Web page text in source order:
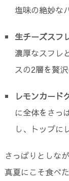
塩味の絶妙な
生チーズスフ
濃厚なスフレ
スの2層を贅
レモンカード
に全体をさっ
し、トップに
さっぱりとしな
真夏にこそ食べ